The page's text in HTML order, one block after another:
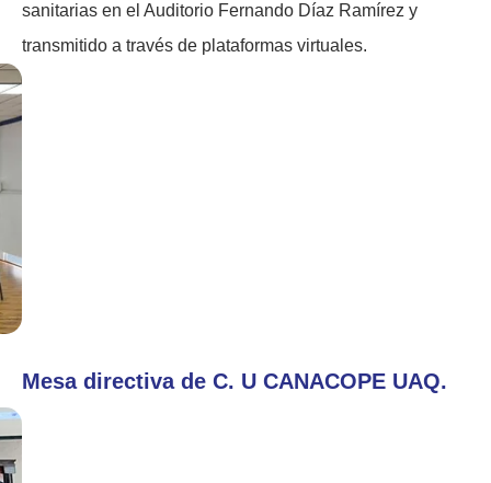
sanitarias en el Auditorio Fernando Díaz Ramírez y
transmitido a través de plataformas virtuales.
Mesa directiva de C. U CANACOPE UAQ.